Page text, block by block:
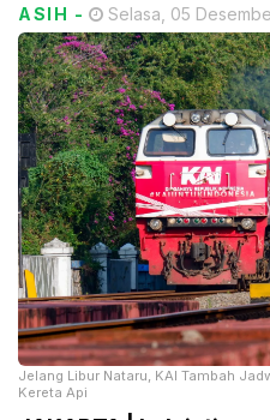
ASIH - Selasa, 05
Jelang Libur Nataru, KAI Tambah
Kereta Api